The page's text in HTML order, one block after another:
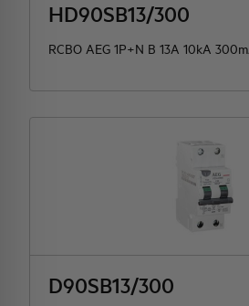
HD90SB13/300
RCBO AEG 1P+N B 13A 10kA
D90SB13/300